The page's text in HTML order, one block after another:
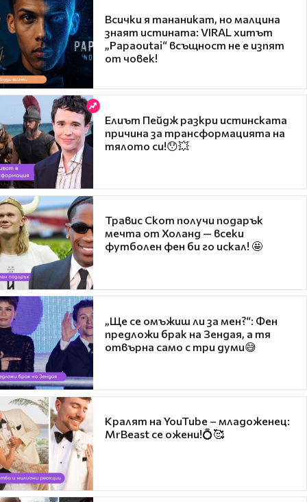
Всички я тананикат, но малцина
знаят истината: VIRAL хитът
„Papaoutai“ всъщност не е изпят
от човек!
Елиът Пейдж разкри истинската
причина за трансформацията на
тялото си!😯💥
Травис Скот получи подарък
мечта от Холанд — всеки
футболен фен би го искал! 🤩
„Ще се омъжиш ли за мен?“: Фен
предложи брак на Зендая, а тя
отвърна само с три думи😅
Кралят на YouTube – младоженец:
MrBeast се ожени!💍🥰